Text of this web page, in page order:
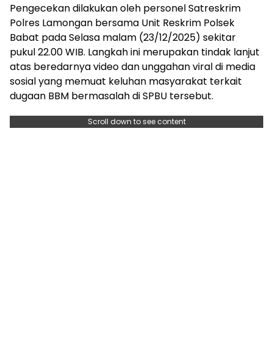
Pengecekan dilakukan oleh personel Satreskrim
Polres Lamongan bersama Unit Reskrim Polsek
Babat pada Selasa malam (23/12/2025) sekitar
pukul 22.00 WIB. Langkah ini merupakan tindak lanjut
atas beredarnya video dan unggahan viral di media
sosial yang memuat keluhan masyarakat terkait
dugaan BBM bermasalah di SPBU tersebut.
Scroll down to see content